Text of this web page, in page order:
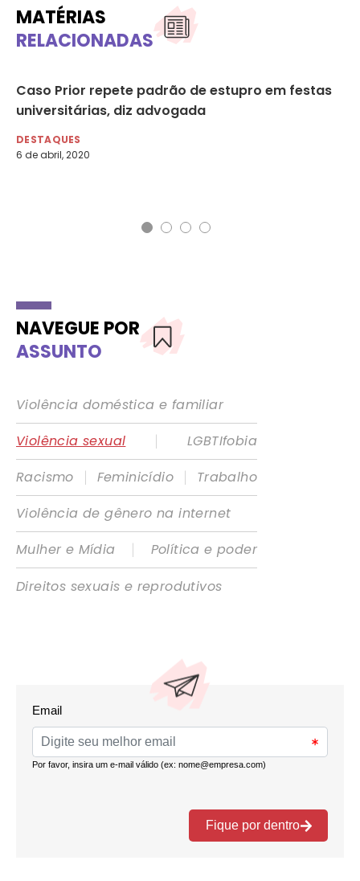
MATÉRIAS
RELACIONADAS
Caso Prior repete padrão de estupro em festas
universitárias, diz advogada
DESTAQUES
6 de abril, 2020
NAVEGUE POR
ASSUNTO
Violência doméstica e familiar
Violência sexual
|
LGBTIfobia
Racismo
| Feminicídio |
Trabalho
Violência de gênero na internet
Mulher e Mídia
|
Política e poder
Direitos sexuais e reprodutivos